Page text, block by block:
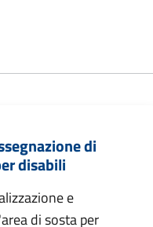
di
disabili
e
di sosta per